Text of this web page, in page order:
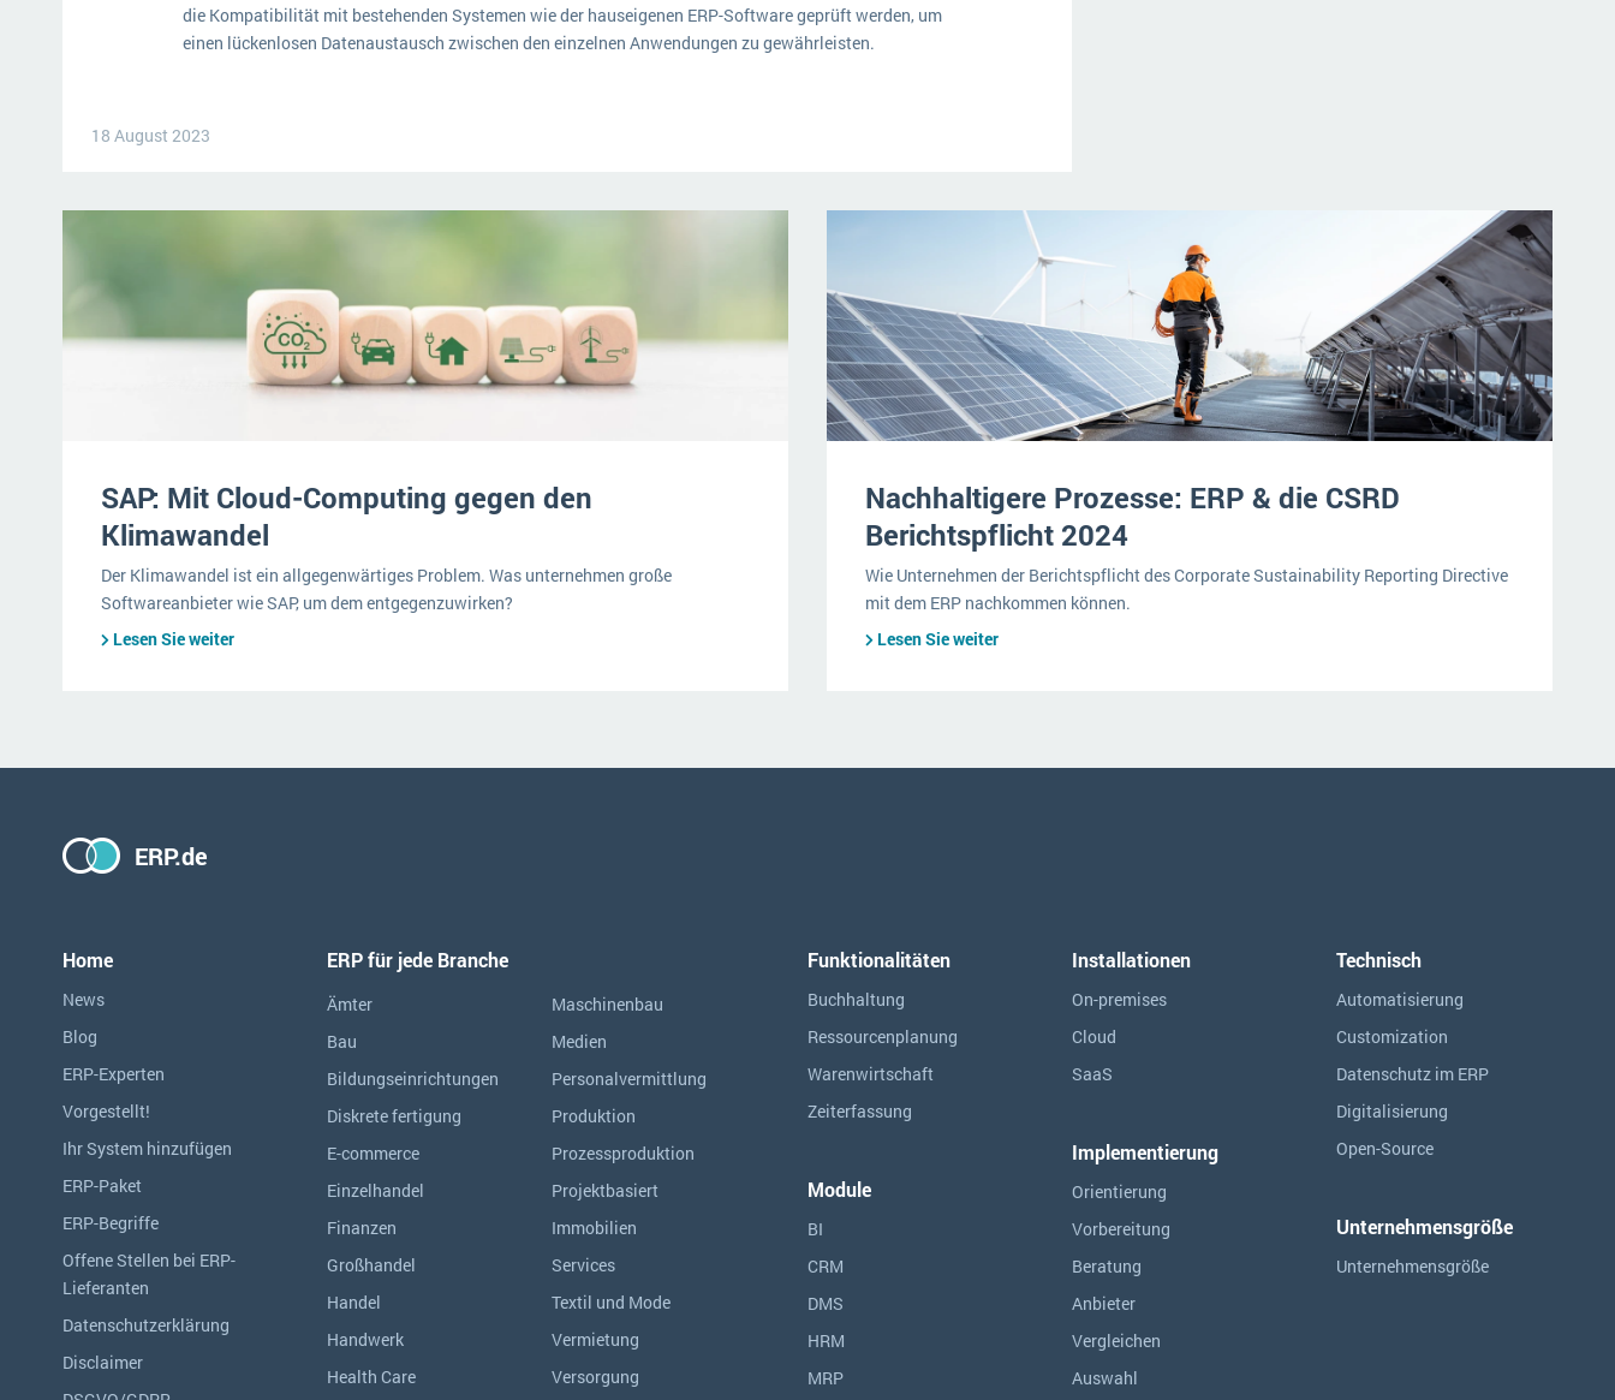
die Kompatibilität mit bestehenden Systemen wie der hauseigenen ERP-Software geprüft werden, um
einen lückenlosen Datenaustausch zwischen den einzelnen Anwendungen zu gewährleisten.
18 August 2023
SAP: Mit Cloud-Computing gegen den
Klimawandel
Der Klimawandel ist ein allgegenwärtiges Problem. Was unternehmen große
Softwareanbieter wie SAP, um dem entgegenzuwirken?
Lesen Sie weiter
Nachhaltigere Prozesse: ERP & die CSRD
Berichtspflicht 2024
Wie Unternehmen der Berichtspflicht des Corporate Sustainability Reporting Directive
mit dem ERP nachkommen können.
Lesen Sie weiter
ERP.de
Home
News
Blog
ERP-Experten
Vorgestellt!
Ihr System hinzufügen
ERP-Paket
ERP-Begriffe
Offene Stellen bei ERP-
Lieferanten
Datenschutzerklärung
Disclaimer
ERP für jede Branche
Ämter
Bau
Bildungseinrichtungen
Diskrete fertigung
E-commerce
Einzelhandel
Finanzen
Großhandel
Handel
Handwerk
Health Care
Maschinenbau
Medien
Personalvermittlung
Produktion
Prozessproduktion
Projektbasiert
Immobilien
Services
Textil und Mode
Vermietung
Versorgung
Funktionalitäten
Buchhaltung
Ressourcen­planung
Warenwirtschaft
Zeiterfassung
Module
BI
CRM
DMS
HRM
MRP
Installationen
On-premises
Cloud
SaaS
Implementierung
Orientierung
Vorbereitung
Beratung
Anbieter
Vergleichen
Auswahl
Technisch
Automatisierung
Customization
Datenschutz im ERP
Digitalisierung
Open-Source
Unternehmensgröße
Unternehmensgröße